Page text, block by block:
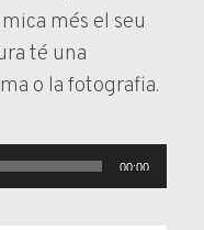
més el seu
té una
o la fotografia.
00:00